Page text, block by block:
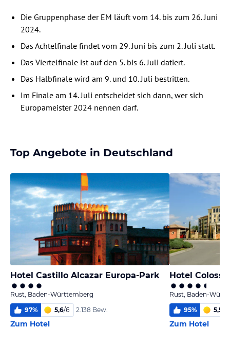
Die Gruppenphase der EM läuft vom 14. bis zum 26. Juni
2024.
Das Achtelfinale findet vom 29. Juni bis zum 2. Juli statt.
Das Viertelfinale ist auf den 5. bis 6. Juli datiert.
Das Halbfinale wird am 9. und 10. Juli bestritten.
Im Finale am 14. Juli entscheidet sich dann, wer sich
Europameister 2024 nennen darf.
Top Angebote in Deutschland
Hotel Castillo Alcazar Europa-Park
Rust, Baden-Württemberg
97% 5,6/6 2.138 Bew.
Zum Hotel
Hotel
Rust, Baden-
95% 5,5
Zum Hotel